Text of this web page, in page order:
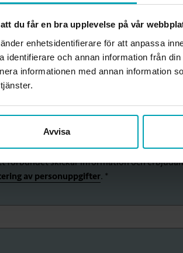
du får en bra upplevelse på vår
enhetsidentifierare för att anpassa
identifierare och annan information från
informationen med annan information
Avvisa
Utvecklingschef
Uppdaterad: 30 mars,
bli medlem?
att få nyhetsbrev med erbjudanden och
förbundet skickar information och
av personuppgifter. *